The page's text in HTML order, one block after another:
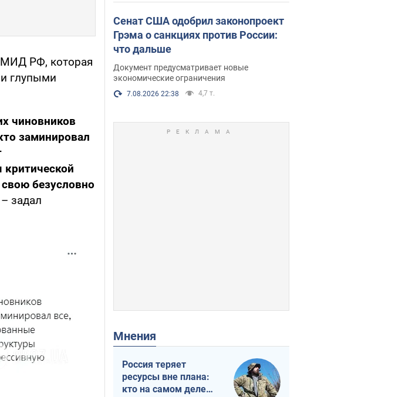
МИД РФ, которая
глупыми
чиновников
заминировал
критической
безусловно
задал
Сенат США одобрил законопроект
Грэма о санкциях против России:
что дальше
Документ предусматривает новые
экономические ограничения
7.08.2026 22:38 4,7 т.
Мнения
Россия теряет
ресурсы вне плана:
кто на самом деле